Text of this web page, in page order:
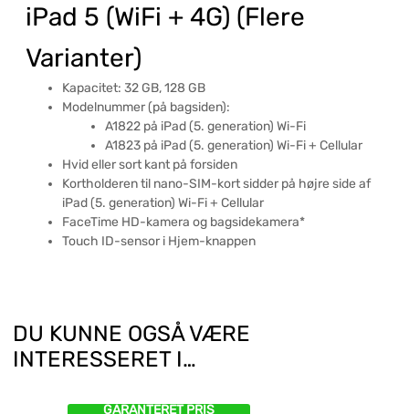
iPad 5 (WiFi + 4G) (Flere
Varianter)
Kapacitet: 32 GB, 128 GB
Modelnummer (på bagsiden):
A1822 på iPad (5. generation) Wi-Fi
A1823 på iPad (5. generation) Wi-Fi + Cellular
Hvid eller sort kant på forsiden
Kortholderen til nano-SIM-kort sidder på højre side af
iPad (5. generation) Wi-Fi + Cellular
FaceTime HD-kamera og bagsidekamera*
Touch ID-sensor i Hjem-knappen
DU KUNNE OGSÅ VÆRE
INTERESSERET I…
GARANTERET PRIS